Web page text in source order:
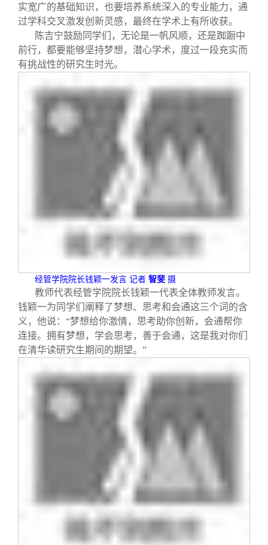
实宽广的基础知识，也要培养系统深入的专业能力，通
过学科交叉激发创新灵感，最终在学术上有所收获。
陈吉宁鼓励同学们，无论是一帆风顺，还是踟蹰中
前行，都要能够坚持梦想，潜心学术，度过一段充实而
有挑战性的研究生时光。
经管学院院长钱颖一发言 记者 智斐 摄
教师代表经管学院院长钱颖一代表全体教师发言。
钱颖一为同学们阐释了梦想、思考和会通这三个词的含
义，他说：“梦想给你激情，思考助你创新，会通帮你
连接。拥有梦想，学会思考，善于会通，这是我对你们
在清华读研究生期间的期望。”